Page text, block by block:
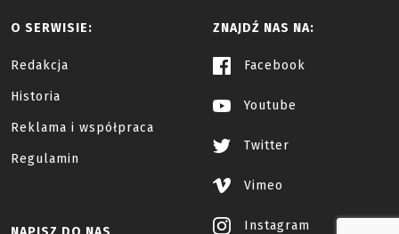
O SERWISIE:
Redakcja
Historia
Reklama i współpraca
Regulamin
ZNAJDŹ NAS NA:
Facebook
Youtube
Twitter
Vimeo
Instagram